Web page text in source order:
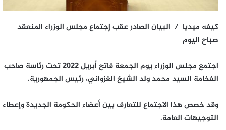
كيفه ميديا / البيان الصادر عقب إجتماع مجلس الوزراء المنعقد
صباح اليوم
اجتمع مجلس الوزراء يوم الجمعة فاتح أبريل 2022 تحت رئاسة صاحب
الفخامة السيد محمد ولد الشيخ الغزواني، رئيس الجمهورية.
وقد خصص هذا الاجتماع للتعارف بين أعضاء الحكومة الجديدة وإعطاء
التوجيهات العامة.